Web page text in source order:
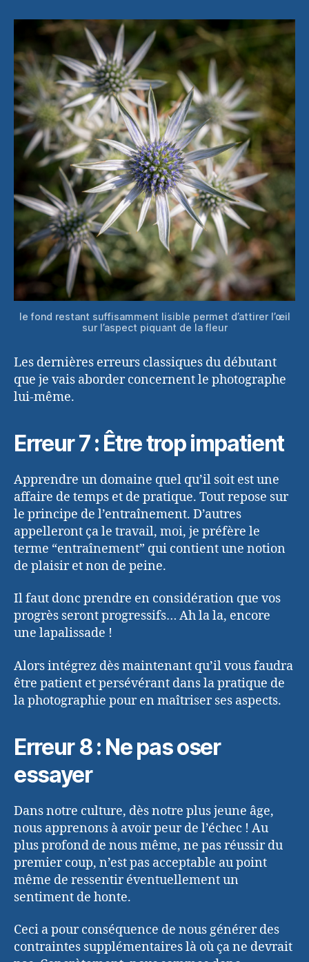
le fond restant suffisamment lisible permet d’attirer l’œil
sur l’aspect piquant de la fleur
Les dernières erreurs classiques du débutant
que je vais aborder concernent le photographe
lui-même.
Erreur 7 : Être trop impatient
Apprendre un domaine quel qu’il soit est une
affaire de temps et de pratique. Tout repose sur
le principe de l’entraînement. D’autres
appelleront ça le travail, moi, je préfère le
terme “entraînement” qui contient une notion
de plaisir et non de peine.
Il faut donc prendre en considération que vos
progrès seront progressifs… Ah la la, encore
une lapalissade !
Alors intégrez dès maintenant qu’il vous faudra
être patient et persévérant dans la pratique de
la photographie pour en maîtriser ses aspects.
Erreur 8 : Ne pas oser
essayer
Dans notre culture, dès notre plus jeune âge,
nous apprenons à avoir peur de l’échec ! Au
plus profond de nous même, ne pas réussir du
premier coup, n’est pas acceptable au point
même de ressentir éventuellement un
sentiment de honte.
Ceci a pour conséquence de nous générer des
contraintes supplémentaires là où ça ne devrait